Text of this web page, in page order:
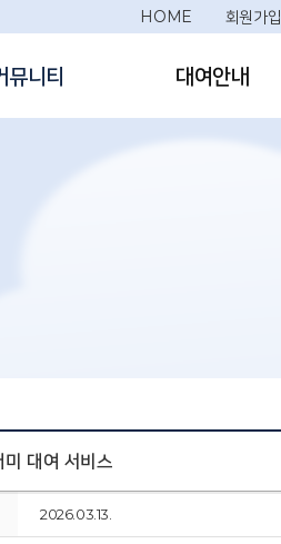
HOME 회원가입
뮤니티 대여안내
대여 서비스
2026.03.13.